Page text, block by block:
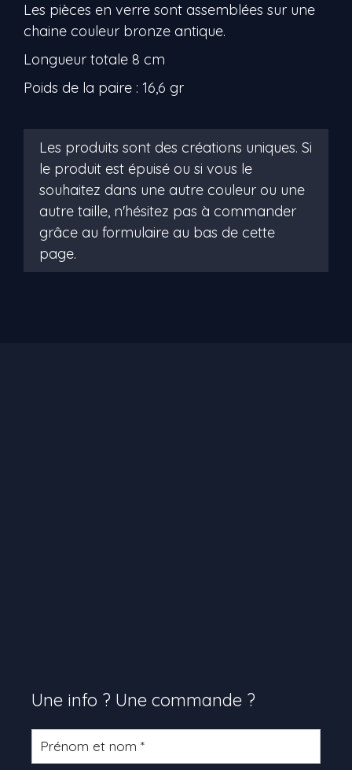
Les pièces en verre sont assemblées sur une
chaine couleur bronze antique.
Longueur totale 8 cm
Poids de la paire : 16,6 gr
Une info ? Une commande ?
Formulaire
produit